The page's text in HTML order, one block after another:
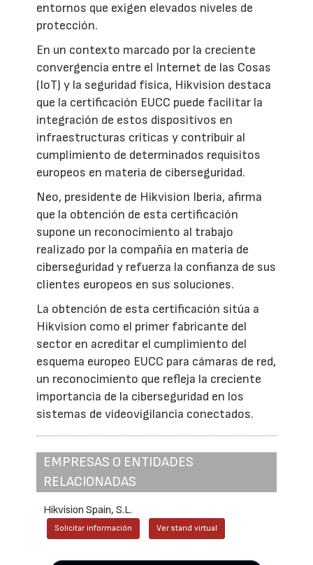
entornos que exigen elevados niveles de
protección.
En un contexto marcado por la creciente
convergencia entre el Internet de las Cosas
(IoT) y la seguridad física, Hikvision destaca
que la certificación EUCC puede facilitar la
integración de estos dispositivos en
infraestructuras críticas y contribuir al
cumplimiento de determinados requisitos
europeos en materia de ciberseguridad.
Neo, presidente de Hikvision Iberia, afirma
que la obtención de esta certificación
supone un reconocimiento al trabajo
realizado por la compañía en materia de
ciberseguridad y refuerza la confianza de sus
clientes europeos en sus soluciones.
La obtención de esta certificación sitúa a
Hikvision como el primer fabricante del
sector en acreditar el cumplimiento del
esquema europeo EUCC para cámaras de red,
un reconocimiento que refleja la creciente
importancia de la ciberseguridad en los
sistemas de videovigilancia conectados.
EMPRESAS O ENTIDADES
RELACIONADAS
Hikvision Spain, S.L.
Solicitar información Ver stand virtual